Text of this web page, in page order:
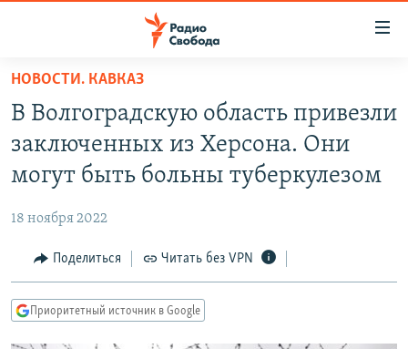
упрощенного
доступа
основному
Вернутся
Вернутся
АВТОРСКИЕ ПРОЕКТЫ
МНЕНИЯ
КУЛЬТУРА
КАВКАЗ.РЕАЛИИ
НОВОСТИ. КАВКАЗ
В Волгоградскую область привезли
заключенных из Херсона. Они
могут быть больны туберкулезом
18 ноября 2022
Поделиться Читать без VPN
Приоритетный источник в Google